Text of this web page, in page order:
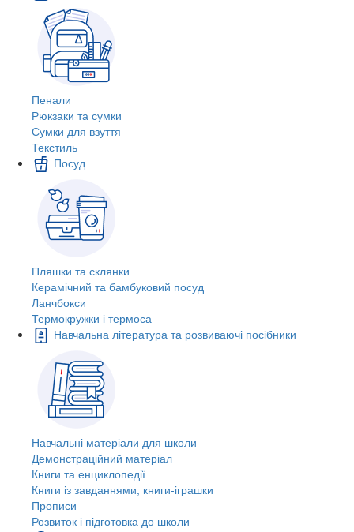
Пенали
Рюкзаки та сумки
Сумки для взуття
Текстиль
Посуд
Пляшки та склянки
Керамічний та бамбуковий посуд
Ланчбокси
Термокружки і термоса
Навчальна література та розвиваючі посібники
Навчальні матеріали для школи
Демонстраційний матеріал
Книги та енциклопедії
Книги із завданнями, книги-іграшки
Прописи
Розвиток і підготовка до школи